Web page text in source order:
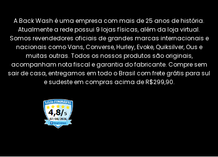
A Back Wash é uma empresa com mais de 25 anos de história.
Atualmente a rede possui 9 lojas físicas, além da loja virtual.
Somos revendedores oficiais de grandes marcas internacionais e
nacionais como Vans, Converse, Hurley, Evoke, Quiksilver, Ous e
muitas outras. Todos os nossos produtos são originais,
acompanham nota fiscal e garantia do fabricante. Compre sem
sair de casa, entregamos em todo o Brasil com frete grátis para sul
e sudeste em compras acima de R$299,90.